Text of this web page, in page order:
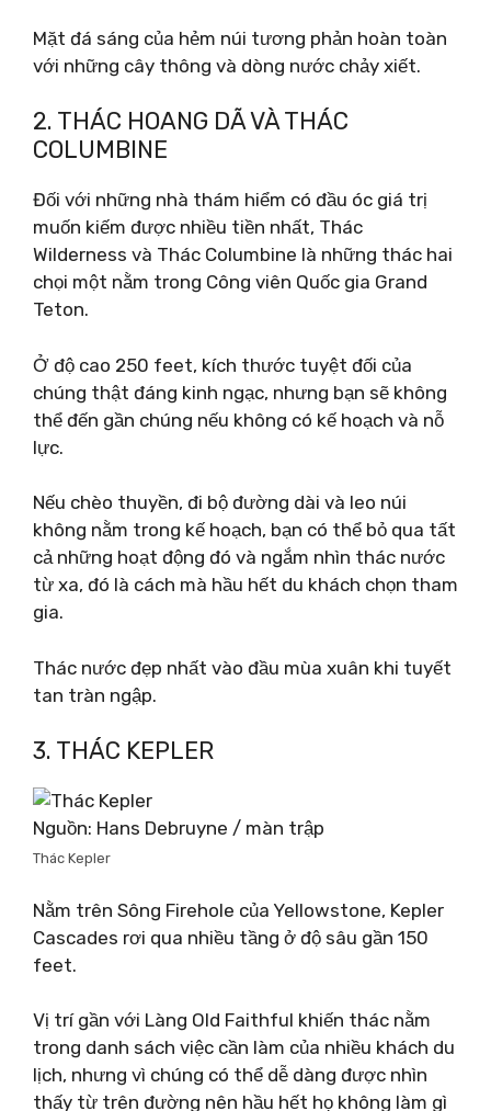
Mặt đá sáng của hẻm núi tương phản hoàn toàn
với những cây thông và dòng nước chảy xiết.
2. THÁC HOANG DÃ VÀ THÁC
COLUMBINE
Đối với những nhà thám hiểm có đầu óc giá trị
muốn kiếm được nhiều tiền nhất, Thác
Wilderness và Thác Columbine là những thác hai
chọi một nằm trong Công viên Quốc gia Grand
Teton.
Ở độ cao 250 feet, kích thước tuyệt đối của
chúng thật đáng kinh ngạc, nhưng bạn sẽ không
thể đến gần chúng nếu không có kế hoạch và nỗ
lực.
Nếu chèo thuyền, đi bộ đường dài và leo núi
không nằm trong kế hoạch, bạn có thể bỏ qua tất
cả những hoạt động đó và ngắm nhìn thác nước
từ xa, đó là cách mà hầu hết du khách chọn tham
gia.
Thác nước đẹp nhất vào đầu mùa xuân khi tuyết
tan tràn ngập.
3. THÁC KEPLER
Nguồn: Hans Debruyne / màn trập
Thác Kepler
Nằm trên Sông Firehole của Yellowstone, Kepler
Cascades rơi qua nhiều tầng ở độ sâu gần 150
feet.
Vị trí gần với Làng Old Faithful khiến thác nằm
trong danh sách việc cần làm của nhiều khách du
lịch, nhưng vì chúng có thể dễ dàng được nhìn
thấy từ trên đường nên hầu hết họ không làm gì